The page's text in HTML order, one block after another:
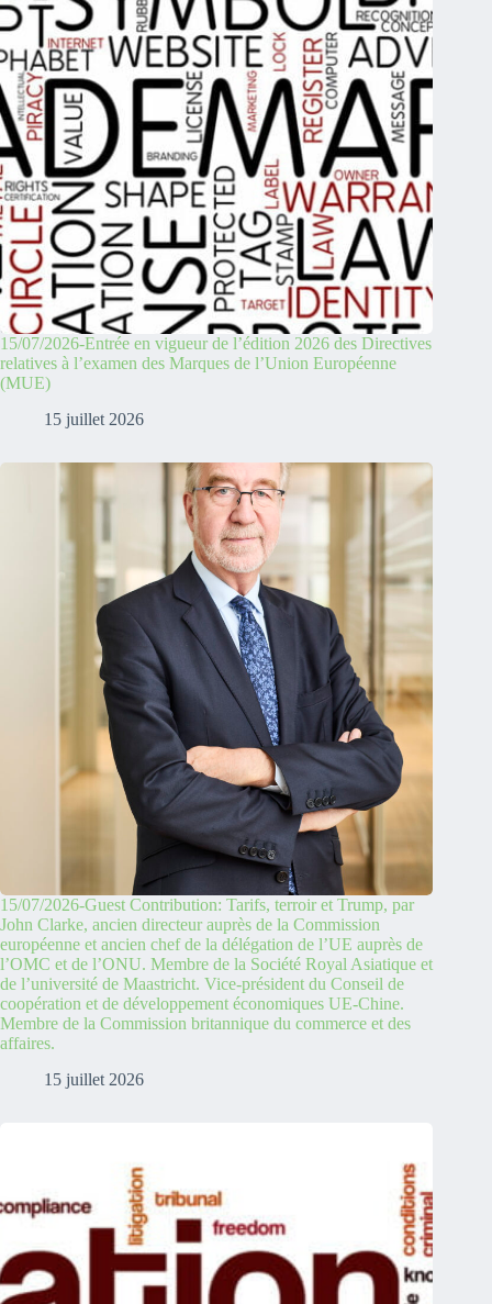
15/07/2026-Entrée en vigueur de l’édition 2026 des Directives
relatives à l’examen des Marques de l’Union Européenne
(MUE)
15 juillet 2026
15/07/2026-Guest Contribution: Tarifs, terroir et Trump, par
John Clarke, ancien directeur auprès de la Commission
européenne et ancien chef de la délégation de l’UE auprès de
l’OMC et de l’ONU. Membre de la Société Royal Asiatique et
de l’université de Maastricht. Vice-président du Conseil de
coopération et de développement économiques UE-Chine.
Membre de la Commission britannique du commerce et des
affaires.
15 juillet 2026